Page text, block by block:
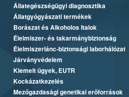
Állategészségügyi diagnosztika
Állatgyógyászati termékek
Borászat és Alkoholos Italok
Élelmiszer- és takarmánybiztonság
Élelmiszerlánc-biztonsági laborhálózat
Járványvédelem
Kiemelt ügyek, EUTR
Kockázatkezelés
Mezőgazdasági genetikai erőforrások